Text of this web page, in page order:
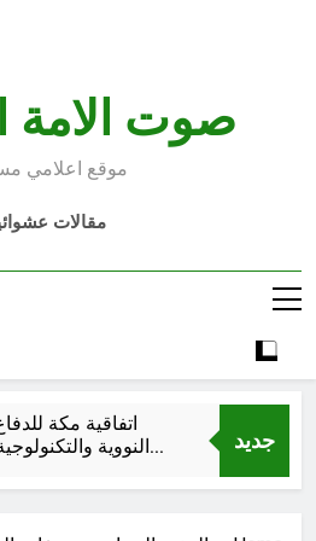
صوت الامة
موقع اعلامي
مقالات
جديد
اتفاقية مكة
النووية
هندسة ردع جديدة